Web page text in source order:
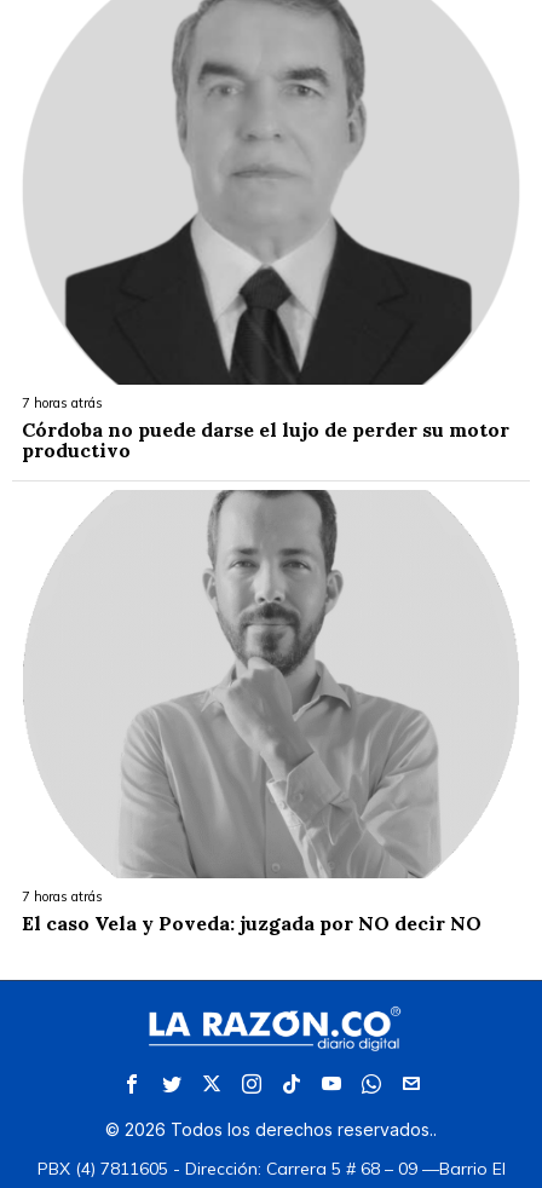
7 horas atrás
Córdoba no puede darse el lujo de perder su motor
productivo
7 horas atrás
El caso Vela y Poveda: juzgada por NO decir NO
© 2026 Todos los derechos reservados..
PBX (4) 7811605 - Dirección: Carrera 5 # 68 – 09 —Barrio El